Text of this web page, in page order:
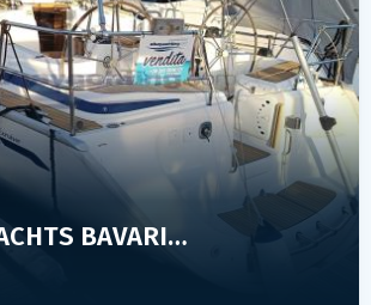
BAVARIA YACHTS BAVARIA 42 CRUISER